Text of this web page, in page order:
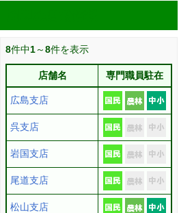
8件中1～8件を表示
店舗名 専門職員駐在
広島支店
呉支店
岩国支店
尾道支店
松山支店